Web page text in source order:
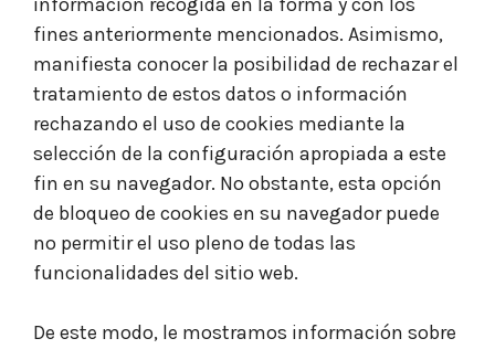
fines anteriormente mencionados. Asimismo,
manifiesta conocer la posibilidad de rechazar el
tratamiento de estos datos o información
rechazando el uso de cookies mediante la
selección de la configuración apropiada a este
fin en su navegador. No obstante, esta opción
de bloqueo de cookies en su navegador puede
no permitir el uso pleno de todas las
funcionalidades del sitio web.
De este modo, le mostramos información sobre